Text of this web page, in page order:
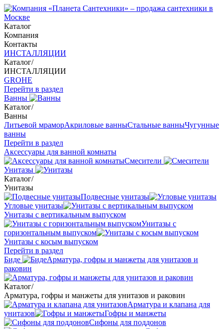
Каталог
Компания
Контакты
ИНСТАЛЛЯЦИИ
Каталог/
ИНСТАЛЛЯЦИИ
GROHE
Перейти в раздел
Ванны
Каталог/
Ванны
Литьевой мраморАкриловые ванныСтальные ванныЧугунные
ванны
Перейти в раздел
Аксессуары для ванной комнаты
Смесители
Унитазы
Каталог/
Унитазы
Подвесные унитазы
Угловые унитазы
Унитазы с вертикальным выпуском
Унитазы с
горизонтальным выпуском
Унитазы с косым выпуском
Перейти в раздел
Биде
Арматура, гофры и манжеты для унитазов и
раковин
Каталог/
Арматура, гофры и манжеты для унитазов и раковин
Арматура и клапана для
унитазов
Гофры и манжеты
Сифоны для поддонов